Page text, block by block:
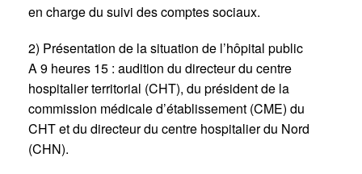
en charge du suivi des comptes sociaux.
2) Présentation de la situation de l’hôpital public
A 9 heures 15 : audition du directeur du centre
hospitalier territorial (CHT), du président de la
commission médicale d’établissement (CME) du
CHT et du directeur du centre hospitalier du Nord
(CHN).